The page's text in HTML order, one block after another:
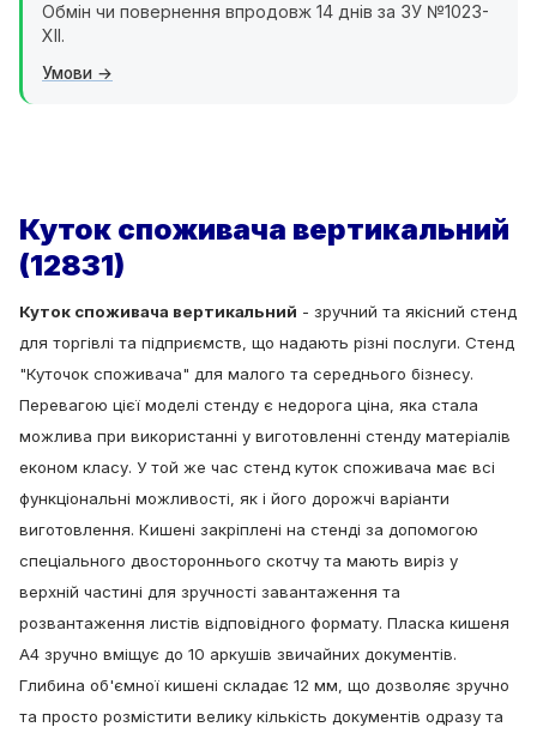
Обмін чи повернення впродовж 14 днів за ЗУ №1023-
XII.
Умови
Куток споживача вертикальний
(12831)
Куток споживача вертикальний - зручний та якісний стенд
для торгівлі та підприємств, що надають різні послуги. Стенд
"Куточок споживача" для малого та середнього бізнесу.
Перевагою цієї моделі стенду є недорога ціна, яка стала
можлива при використанні у виготовленні стенду матеріалів
економ класу. У той же час стенд куток споживача має всі
функціональні можливості, як і його дорожчі варіанти
виготовлення. Кишені закріплені на стенді за допомогою
спеціального двостороннього скотчу та мають виріз у
верхній частині для зручності завантаження та
розвантаження листів відповідного формату. Пласка кишеня
А4 зручно вміщує до 10 аркушів звичайних документів.
Глибина об'ємної кишені складає 12 мм, що дозволяє зручно
та просто розмістити велику кількість документів одразу та